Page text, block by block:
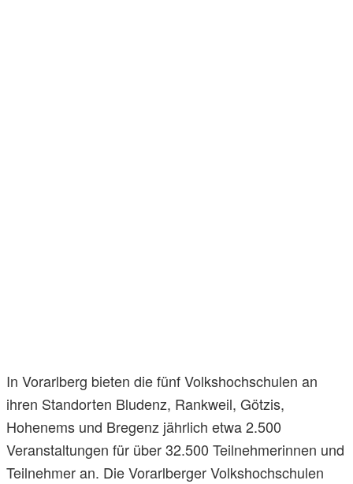
In Vorarlberg bieten die fünf Volkshochschulen an
ihren Standorten Bludenz, Rankweil, Götzis,
Hohenems und Bregenz jährlich etwa 2.500
Veranstaltungen für über 32.500 Teilnehmerinnen und
Teilnehmer an. Die Vorarlberger Volkshochschulen